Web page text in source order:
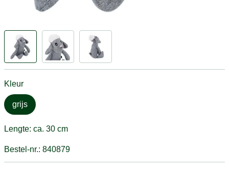
Kleur
grijs
Lengte: ca. 30 cm
Bestel-nr.: 840879